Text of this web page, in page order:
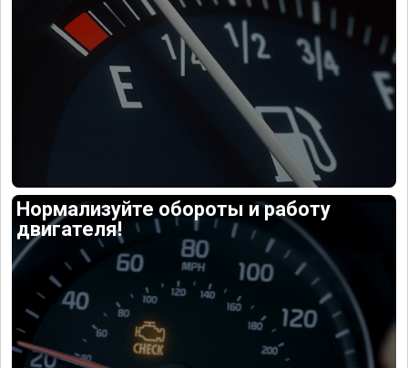
Нормализуйте обороты и работу
двигателя!